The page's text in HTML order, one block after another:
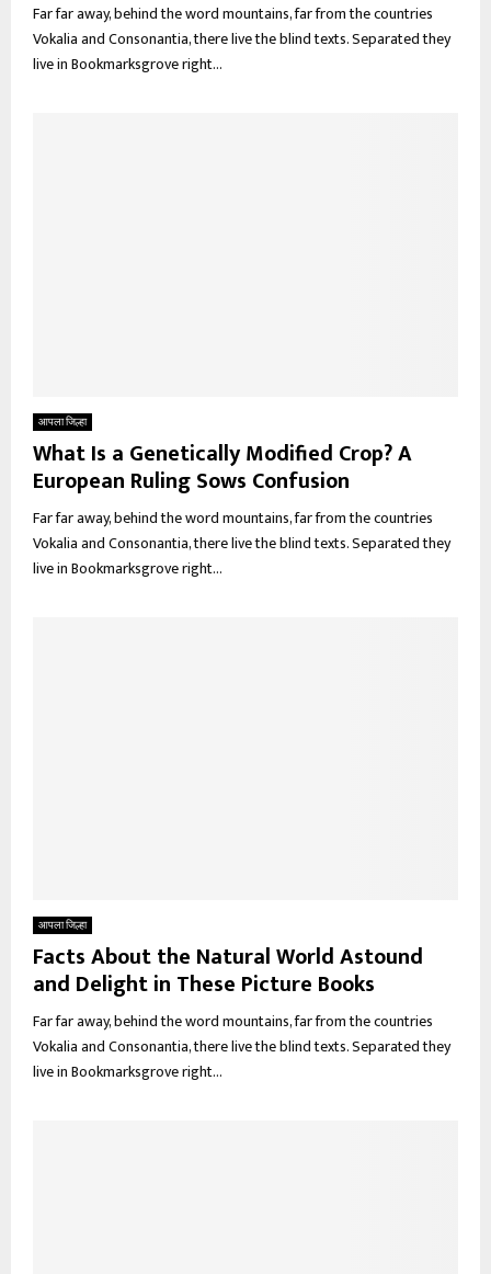
Far far away, behind the word mountains, far from the countries
Vokalia and Consonantia, there live the blind texts. Separated they
live in Bookmarksgrove right...
आपला जिल्हा
What Is a Genetically Modified Crop? A
European Ruling Sows Confusion
Far far away, behind the word mountains, far from the countries
Vokalia and Consonantia, there live the blind texts. Separated they
live in Bookmarksgrove right...
आपला जिल्हा
Facts About the Natural World Astound
and Delight in These Picture Books
Far far away, behind the word mountains, far from the countries
Vokalia and Consonantia, there live the blind texts. Separated they
live in Bookmarksgrove right...